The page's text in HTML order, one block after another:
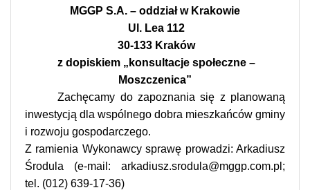
MGGP S.A. – oddział w Krakowie
Ul. Lea 112
30-133 Kraków
z dopiskiem „konsultacje społeczne –
Moszczenica”
Zachęcamy do zapoznania się z planowaną
inwestycją dla wspólnego dobra mieszkańców gminy
i rozwoju gospodarczego.
Z ramienia Wykonawcy sprawę prowadzi: Arkadiusz
Środula (e-mail: arkadiusz.srodula@mggp.com.pl;
tel. (012) 639-17-36)